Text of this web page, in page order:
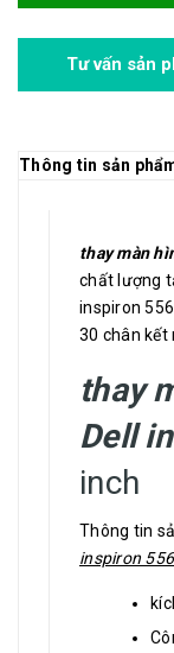
Tư vấn sản
Thông tin sản
thay màn
chất lượng
inspiron
30 chân kết
thay
Dell
inch
Thông tin
inspiron